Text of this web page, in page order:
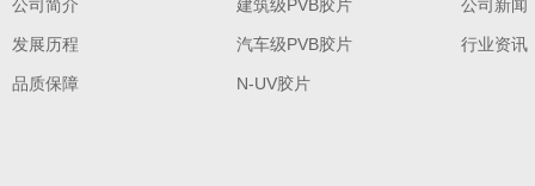
公司简介
发展历程
品质保障
建筑级PVB胶片
汽车级PVB胶片
N-UV胶片
公司新闻
行业资讯